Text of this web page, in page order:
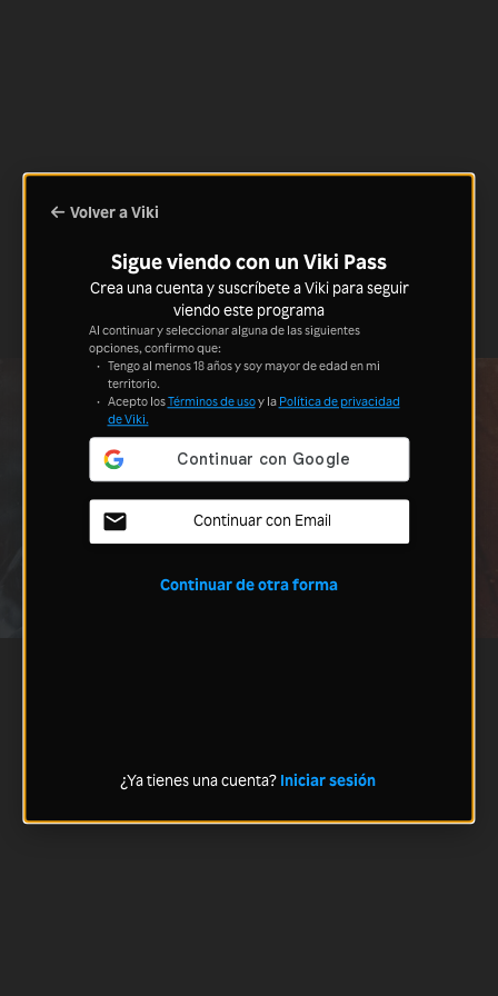
Volver a Viki
Sigue viendo con un Viki Pass
Crea una cuenta y suscríbete a Viki para seguir
viendo este programa
Al continuar y seleccionar alguna de las siguientes
opciones, confirmo que:
Tengo al menos 18 años y soy mayor de edad en mi
territorio.
Acepto losTérminos de usoy la Política de privacidad
de Viki.
Continuar con Email
Continuar de otra forma
¿Ya tienes una cuenta? Iniciar sesión